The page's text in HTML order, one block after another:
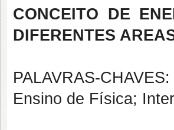
CONCEITO DE
DIFERENTES
PALAVRAS-CHAVES:
Ensino de Física;